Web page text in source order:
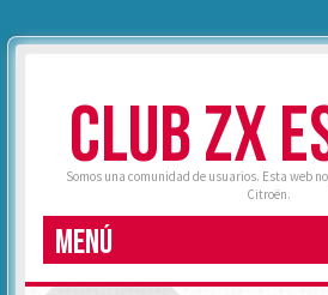
CLUB ZX
Somos una comunidad de usuarios. Esta web
Citroën.
MENÚ